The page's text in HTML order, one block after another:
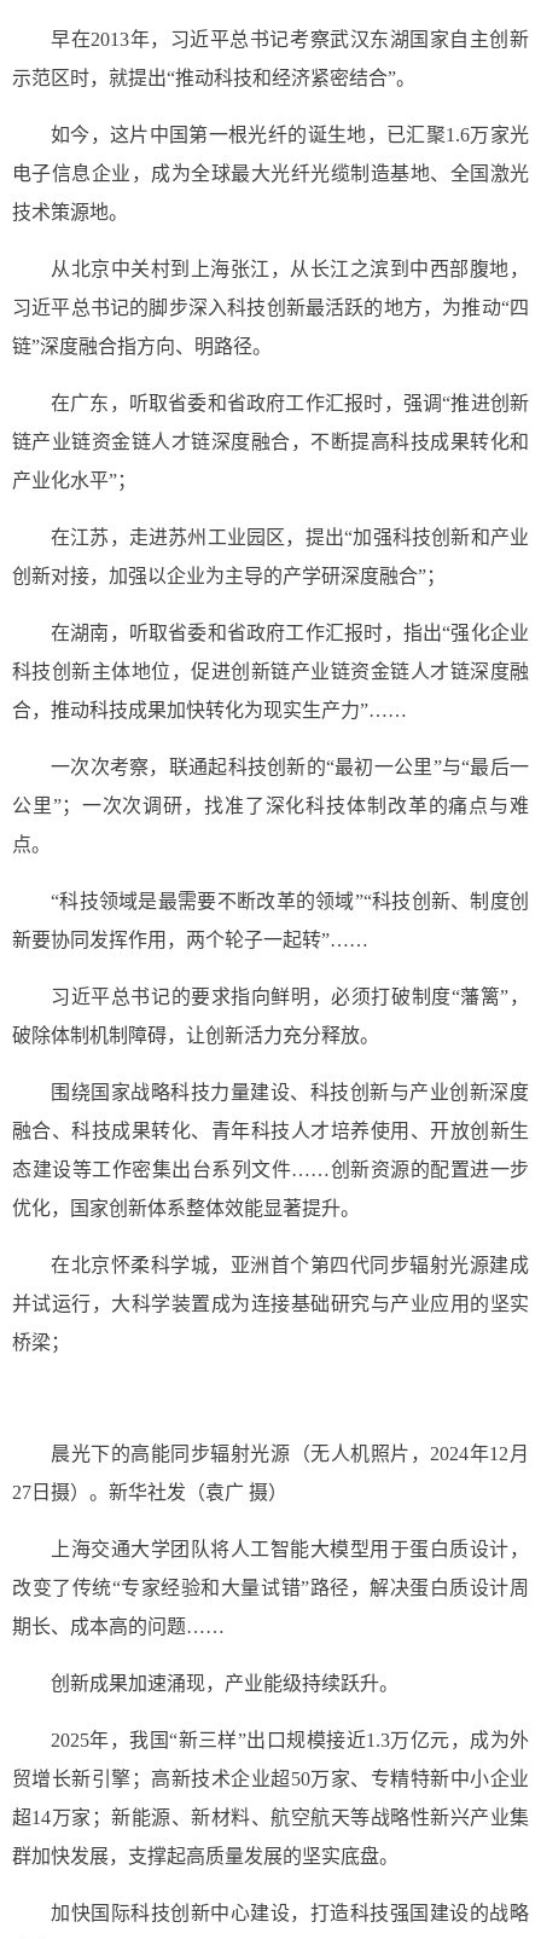
早在2013年，习近平总书记考察武汉东湖国家自主创新
示范区时，就提出“推动科技和经济紧密结合”。
如今，这片中国第一根光纤的诞生地，已汇聚1.6万家光
电子信息企业，成为全球最大光纤光缆制造基地、全国激光
技术策源地。
从北京中关村到上海张江，从长江之滨到中西部腹地，
习近平总书记的脚步深入科技创新最活跃的地方，为推动“四
链”深度融合指方向、明路径。
在广东，听取省委和省政府工作汇报时，强调“推进创新
链产业链资金链人才链深度融合，不断提高科技成果转化和
产业化水平”；
在江苏，走进苏州工业园区，提出“加强科技创新和产业
创新对接，加强以企业为主导的产学研深度融合”；
在湖南，听取省委和省政府工作汇报时，指出“强化企业
科技创新主体地位，促进创新链产业链资金链人才链深度融
合，推动科技成果加快转化为现实生产力”……
一次次考察，联通起科技创新的“最初一公里”与“最后一
公里”；一次次调研，找准了深化科技体制改革的痛点与难
点。
“科技领域是最需要不断改革的领域”“科技创新、制度创
新要协同发挥作用，两个轮子一起转”……
习近平总书记的要求指向鲜明，必须打破制度“藩篱”，
破除体制机制障碍，让创新活力充分释放。
围绕国家战略科技力量建设、科技创新与产业创新深度
融合、科技成果转化、青年科技人才培养使用、开放创新生
态建设等工作密集出台系列文件……创新资源的配置进一步
优化，国家创新体系整体效能显著提升。
在北京怀柔科学城，亚洲首个第四代同步辐射光源建成
并试运行，大科学装置成为连接基础研究与产业应用的坚实
桥梁；
晨光下的高能同步辐射光源（无人机照片，2024年12月
27日摄）。新华社发（袁广 摄）
上海交通大学团队将人工智能大模型用于蛋白质设计，
改变了传统“专家经验和大量试错”路径，解决蛋白质设计周
期长、成本高的问题……
创新成果加速涌现，产业能级持续跃升。
2025年，我国“新三样”出口规模接近1.3万亿元，成为外
贸增长新引擎；高新技术企业超50万家、专精特新中小企业
超14万家；新能源、新材料、航空航天等战略性新兴产业集
群加快发展，支撑起高质量发展的坚实底盘。
加快国际科技创新中心建设，打造科技强国建设的战略